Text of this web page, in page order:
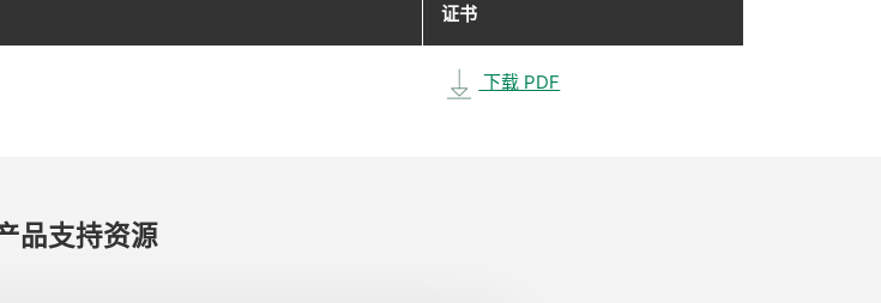
证书
下载 PDF
品​支持​资源